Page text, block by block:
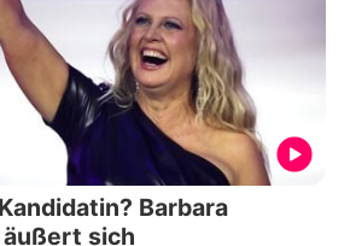
Barbara
sich